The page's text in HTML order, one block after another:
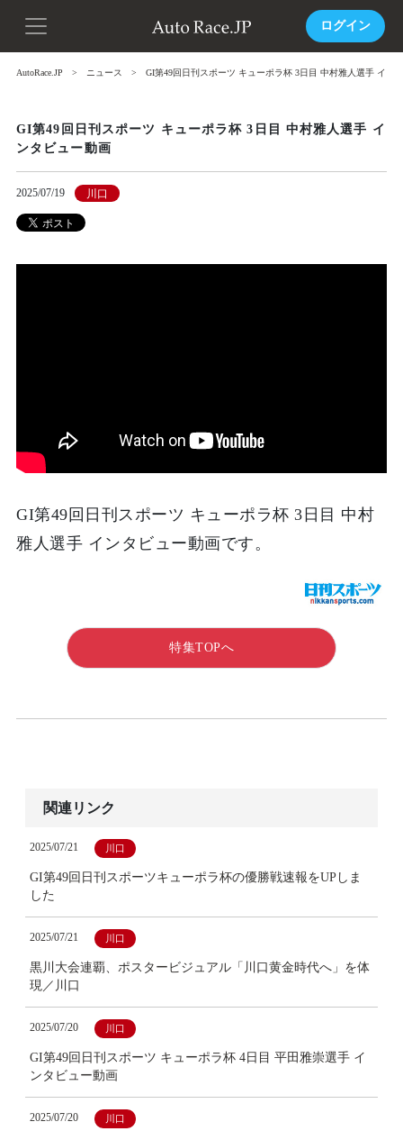
ログイン
AutoRace.JP ニュース GI第49回日刊スポーツ キューポラ杯 3日目 中村雅人選手 イン
GI第49回日刊スポーツ キューポラ杯 3日目 中村雅人選手 イ
ンタビュー動画
2025/07/19 川口
GI第49回日刊スポーツ キューポラ杯 3日目 中村
雅人選手 インタビュー動画です。
特集TOPへ
関連リンク
2025/07/21 川口
GI第49回日刊スポーツキューポラ杯の優勝戦速報をUPしま
した
2025/07/21 川口
黒川大会連覇、ポスタービジュアル「川口黄金時代へ」を体
現／川口
2025/07/20 川口
GI第49回日刊スポーツ キューポラ杯 4日目 平田雅崇選手 イ
ンタビュー動画
2025/07/20 川口